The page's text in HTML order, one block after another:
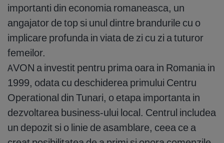
importanti din economia romaneasca, un
angajator de top si unul dintre brandurile cu o
implicare profunda in viata de zi cu zi a tuturor
femeilor.
AVON a investit pentru prima oara in Romania in
1999, odata cu deschiderea primului Centru
Operational din Tunari, o etapa importanta in
dezvoltarea business-ului local. Centrul includea
un depozit si o linie de asamblare, ceea ce a